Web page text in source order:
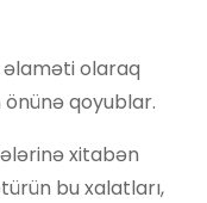
olaraq
önünə qoyublar.
xitabən
bu xalatları,